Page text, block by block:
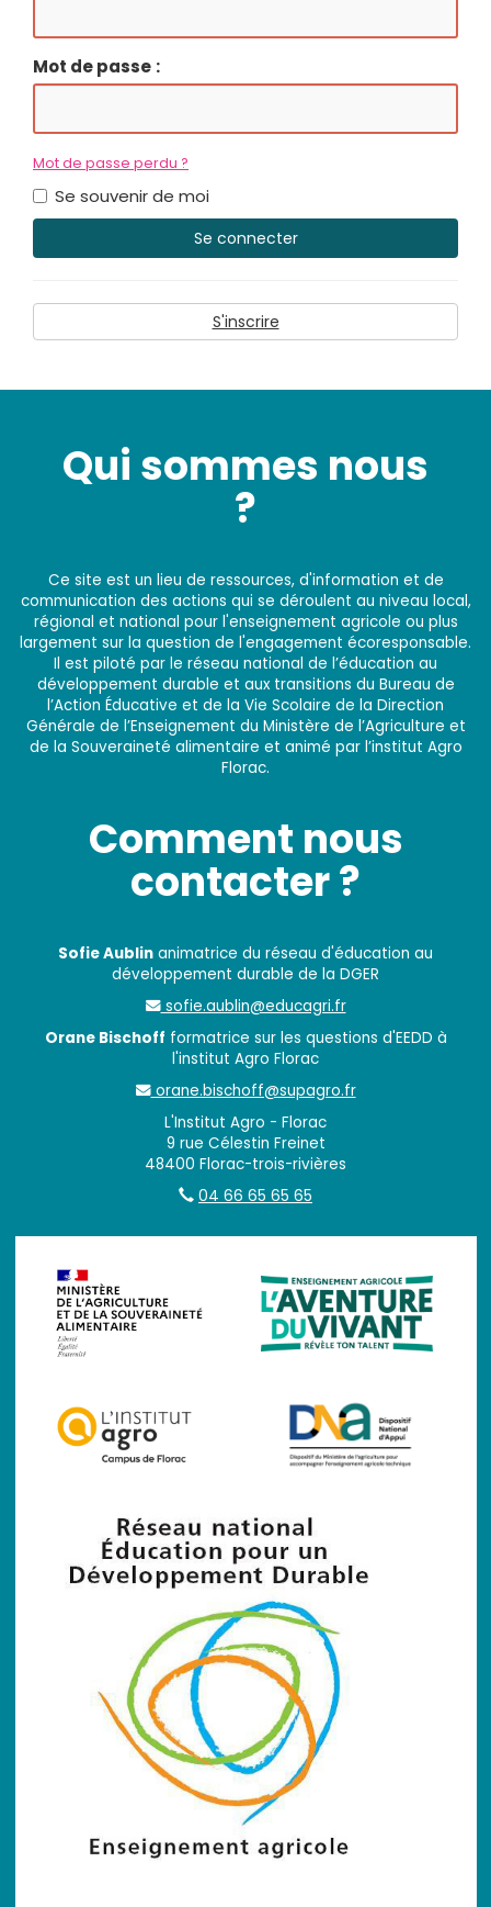
Mot de passe
Mot de passe perdu ?
Se souvenir de moi
Se connecter
S'inscrire
Qui sommes nous
?
Ce site est un lieu de ressources, d'information et de
communication des actions qui se déroulent au niveau local,
régional et national pour l'enseignement agricole ou plus
largement sur la question de l'engagement écoresponsable.
Il est piloté par le réseau national de l’éducation au
développement durable et aux transitions du Bureau de
l’Action Éducative et de la Vie Scolaire de la Direction
Générale de l’Enseignement du Ministère de l’Agriculture et
de la Souveraineté alimentaire et animé par l’institut Agro
Florac.
Comment nous
contacter ?
Sofie Aublin animatrice du réseau d'éducation au
développement durable de la DGER
sofie.aublin@educagri.fr
Orane Bischoff formatrice sur les questions d'EEDD à
l'institut Agro Florac
orane.bischoff@supagro.fr
L'Institut Agro - Florac
9 rue Célestin Freinet
48400 Florac-trois-rivières
04 66 65 65 65